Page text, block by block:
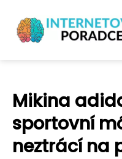
Mikina
sportovní
neztrácí na